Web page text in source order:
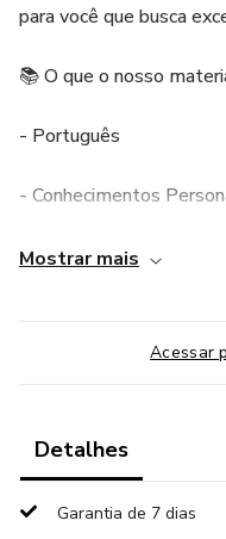
para você que busca
📚 O que o nosso
- Português
- Conhecimentos
- Conhecimentos
Por que escolher nosso
tempo.
Mostrar mais
Acessar
Detalhes
Garantia de 7 dias